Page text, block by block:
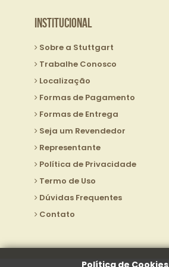
Política de Cookies
Institucional
Sobre a Stuttgart
Trabalhe Conosco
Localização
Formas de Pagamento
Formas de Entrega
Seja um Revendedor
Representante
Política de Privacidade
Termo de Uso
Dúvidas Frequentes
Contato